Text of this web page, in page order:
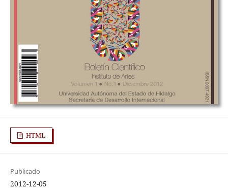
HTML
Publicado
2012-12-05